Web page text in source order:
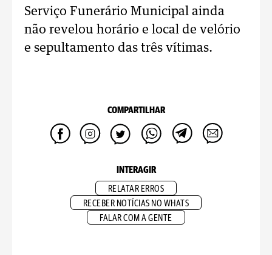
Serviço Funerário Municipal ainda
não revelou horário e local de velório
e sepultamento das três vítimas.
COMPARTILHAR
INTERAGIR
RELATAR ERROS
RECEBER NOTÍCIAS NO WHATS
FALAR COM A GENTE